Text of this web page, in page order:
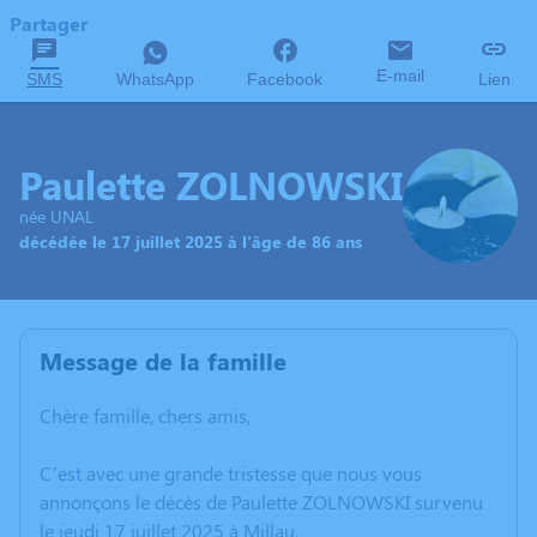
Partager
SMS WhatsApp Facebook E-mail Lien
Paulette ZOLNOWSKI
née UNAL
décédée le 17 juillet 2025 à l'âge de 86 ans
Message de la famille
Chère famille, chers amis,
C’est avec une grande tristesse que nous vous
annonçons le décès de Paulette ZOLNOWSKI survenu
le jeudi 17 juillet 2025 à Millau.